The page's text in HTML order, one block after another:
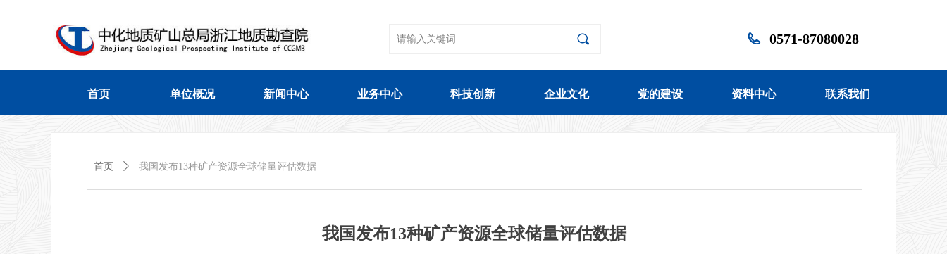
0571-87080028
끠
首页 单位概况 新闻中心 业务中心 科技创新 企业文化 党的建设 资料中心 联系我们
我国发布13种矿产资源全球储量评估数据
首页 ꄲ 我国发布13种矿产资源全球储量评估数据